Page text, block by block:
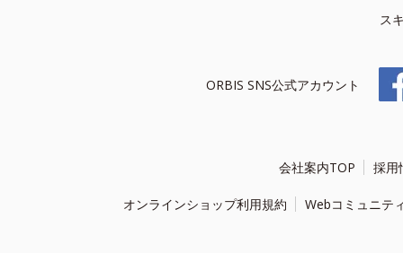
ス
ORBIS SNS公式アカウント
会社案内TOP 採用
オンラインショップ利用規約 Webコミュニテ